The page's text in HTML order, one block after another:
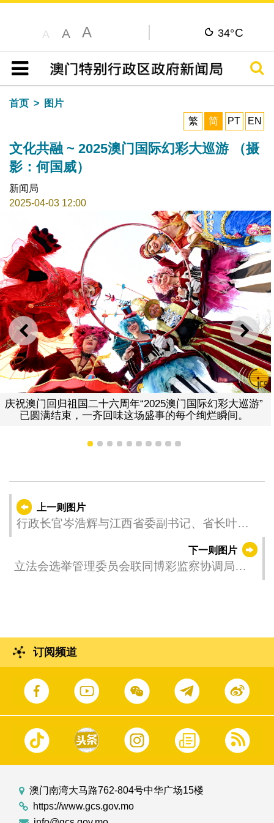
A A A 34°C
目录
搜寻
首页
图片
繁
简 PT EN
文化共融 ~ 2025澳门国际幻彩大巡游 （摄
影：何国威）
新闻局
2025-04-03 12:00
上一则 下一
庆祝澳门回归祖国二十六周年“2025澳门国际幻彩大巡游”
已圆满结束，一齐回味这场盛事的每个绚烂瞬间。
1 2 3 4 5 6 7 8 9 10
上一则图片
行政长官岑浩辉与江西省委副书记、省长叶建
下一则图片
立法会选举管理委员会联同博彩监察协调局会
订阅频道
澳门南湾大马路762-804号中华广场15楼
https://www.gcs.gov.mo